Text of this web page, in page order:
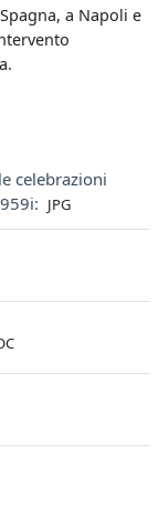
a Napoli e
celebrazioni
File
JPG